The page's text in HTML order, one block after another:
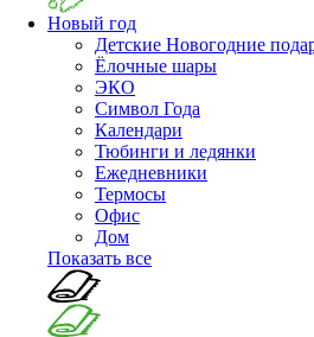
Новый год
Детские Новогодние
Ёлочные шары
ЭКО
Символ Года
Календари
Тюбинги и ледянки
Ежедневники
Термосы
Офис
Дом
Показать все